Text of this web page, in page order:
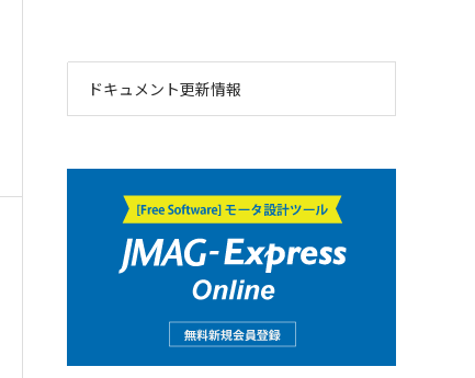
ドキュメント更新情報